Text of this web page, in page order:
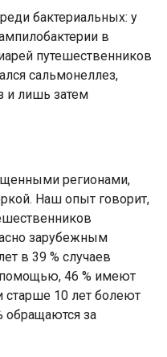
бактериальных: у
в
путешественников
сальмонеллез,
и лишь затем
регионами,
Наш опыт говорит,
зарубежным
в 39 % случаев
46 % имеют
старше 10 лет болеют
обращаются за